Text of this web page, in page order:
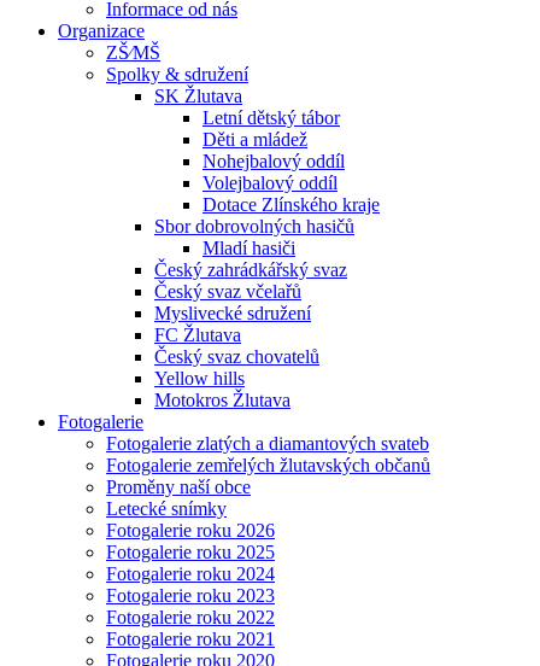
Informace od nás
Organizace
ZŠ⁄MŠ
Spolky & sdružení
SK Žlutava
Letní dětský tábor
Děti a mládež
Nohejbalový oddíl
Volejbalový oddíl
Dotace Zlínského kraje
Sbor dobrovolných hasičů
Mladí hasiči
Český zahrádkářský svaz
Český svaz včelařů
Myslivecké sdružení
FC Žlutava
Český svaz chovatelů
Yellow hills
Motokros Žlutava
Fotogalerie
Fotogalerie zlatých a diamantových svateb
Fotogalerie zemřelých žlutavských občanů
Proměny naší obce
Letecké snímky
Fotogalerie roku 2026
Fotogalerie roku 2025
Fotogalerie roku 2024
Fotogalerie roku 2023
Fotogalerie roku 2022
Fotogalerie roku 2021
Fotogalerie roku 2020